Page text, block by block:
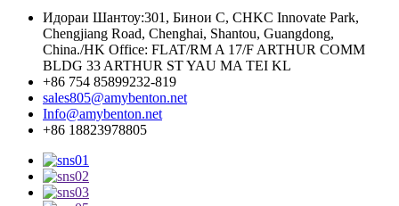
Идораи Шантоу:301, Бинои C, CHKC Innovate Park,
Chengjiang Road, Chenghai, Shantou, Guangdong,
China./HK Office: FLAT/RM A 17/F ARTHUR COMM
BLDG 33 ARTHUR ST YAU MA TEI KL
+86 754 85899232-819
sales805@amybenton.net
Info@amybenton.net
+86 18823978805